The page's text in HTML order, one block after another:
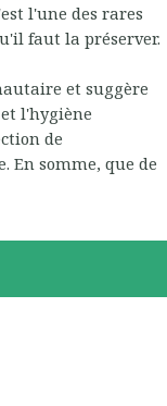
l'une des rares
faut la préserver.
et suggère
l'hygiène
de
somme, que de